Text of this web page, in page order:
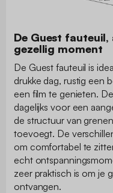
De Guest
gezellig moment
De Guest fauteuil is
drukke dag, rustig een
een film te genieten.
dagelijks voor een
de structuur van
toevoegt. De
om comfortabel te
echt
zeer praktisch is om je
ontvangen.